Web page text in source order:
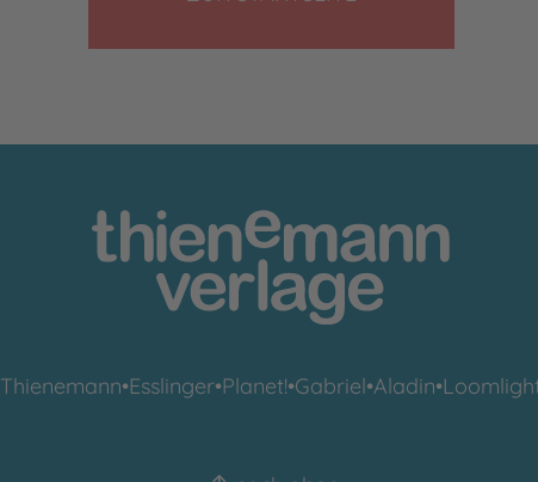
Thienemann•Esslinger•Planet!•Gabriel•Aladin•